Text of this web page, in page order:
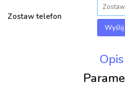
Zostaw telefon
Wyślij
Opis